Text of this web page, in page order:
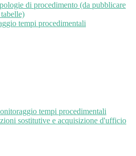
di procedimento (da pubblicare
tempi procedimentali
tempi procedimentali
sostitutive e acquisizione d'ufficio